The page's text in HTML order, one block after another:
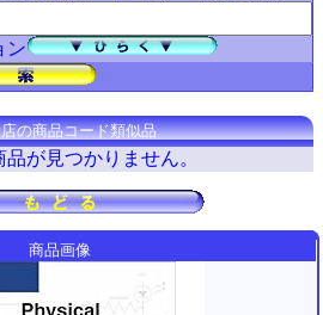
商品画像
ン
の商品コード類似品
が見つかりません。